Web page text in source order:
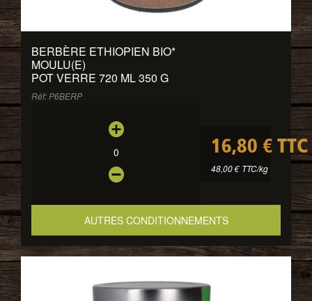
BERBÈRE ETHIOPIEN BIO*
MOULU(E)
POT VERRE 720 ML 350 G
Réf: P6BERP
0 16,80 € TTC
48,00 € TTC/kg
AUTRES CONDITIONNEMENTS